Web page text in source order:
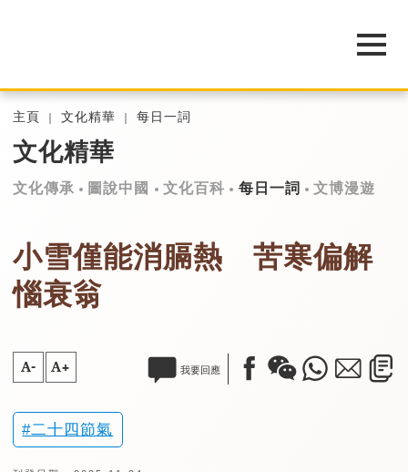
主頁 文化精華 每日一詞
文化精華
文化傳承 圖說中國 文化百科 每日一詞 文博漫遊
小雪僅能消膈熱 苦寒偏解
惱衰翁
A- A+ 我要回應
二十四節氣